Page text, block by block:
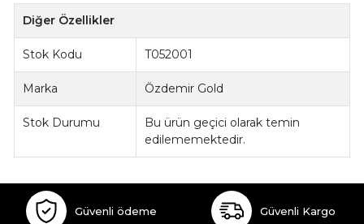
Diğer Özellikler
Stok Kodu T052001
Marka Özdemir Gold
Stok Durumu
Bu ürün geçici olarak temin
edilememektedir.
Güvenli ödeme Güvenli Kargo